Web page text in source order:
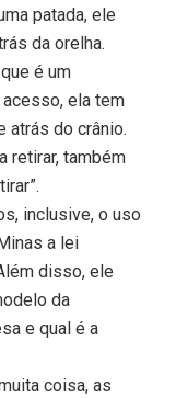
patada, ele
da orelha.
é um
ela tem
atrás do crânio.
retirar, também
inclusive, o uso
a lei
disso, ele
da
e qual é a
coisa, as